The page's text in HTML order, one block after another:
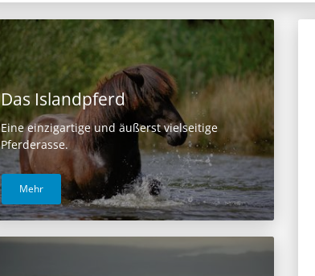
Das Islandpferd
Eine einzigartige und äußerst vielseitige
Pferderasse.
Mehr